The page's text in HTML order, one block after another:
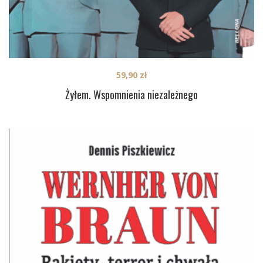
Żyłem. Wspomnienia niezależnego
59,90 zł